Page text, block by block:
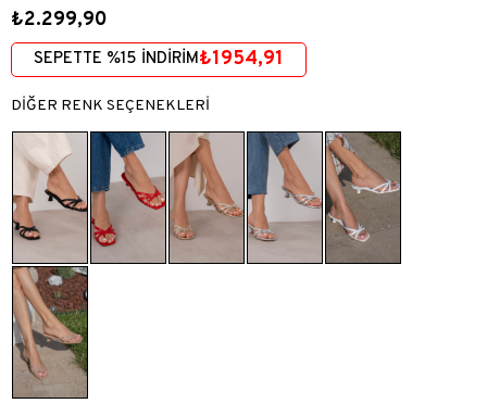
₺2.299,90
SEPETTE %15 İNDİRİM₺1954,91
DİĞER RENK SEÇENEKLERİ